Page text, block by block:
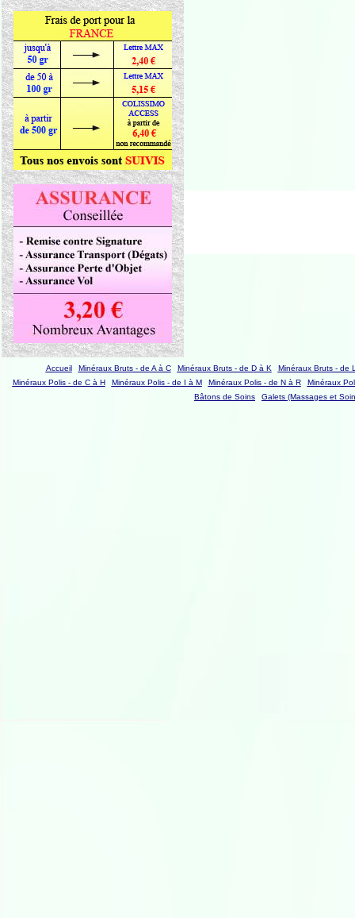
Accueil Minéraux Bruts - de A à C Minéraux Bruts - de D à K
Minéraux Bruts - de
Minéraux Polis - de C à H
Minéraux Polis - de I à M Minéraux Polis - de N à R
Minéraux
Bâtons de Soins
Galets (Massages et